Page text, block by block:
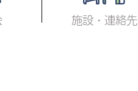
施設・連絡先